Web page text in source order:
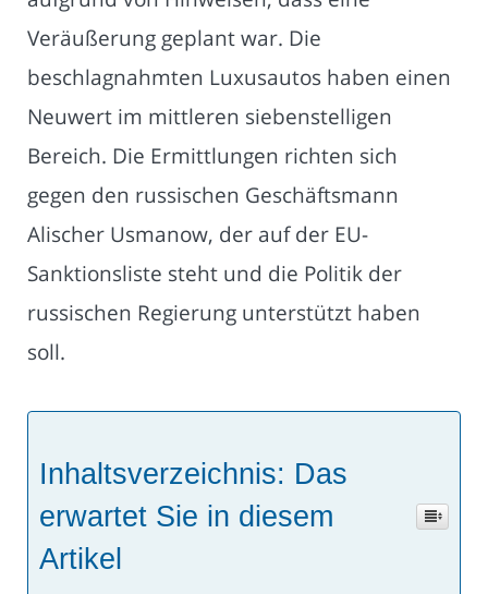
Veräußerung geplant war. Die
beschlagnahmten Luxusautos haben einen
Neuwert im mittleren siebenstelligen
Bereich. Die Ermittlungen richten sich
gegen den russischen Geschäftsmann
Alischer Usmanow, der auf der EU-
Sanktionsliste steht und die Politik der
russischen Regierung unterstützt haben
soll.
Inhaltsverzeichnis: Das
erwartet Sie in diesem
Artikel